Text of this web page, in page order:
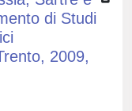
di Studi
2009,